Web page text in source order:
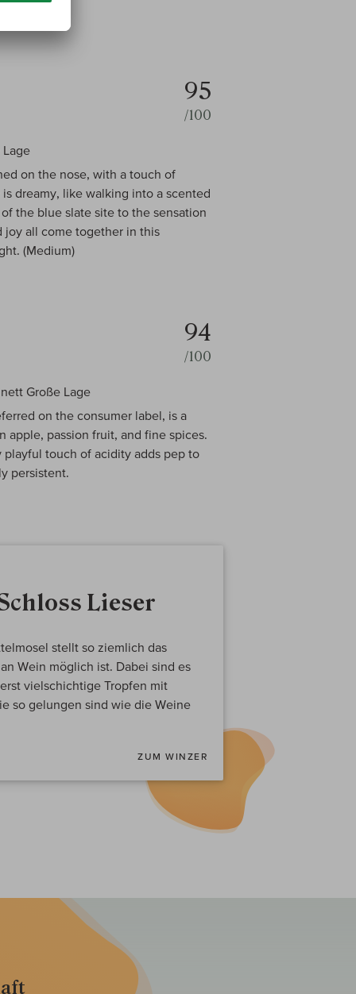
95
/100
on the nose, with a touch of
dreamy, like walking into a scented
the blue slate site to the sensation
joy all come together in this
(Medium)
94
/100
Große Lage
on the consumer label, is a
passion fruit, and fine spices.
touch of acidity adds pep to
persistent.
Lieser
stellt so ziemlich das
Wein möglich ist. Dabei sind es
vielschichtige Tropfen mit
so gelungen sind wie die Weine
ZUM WINZER